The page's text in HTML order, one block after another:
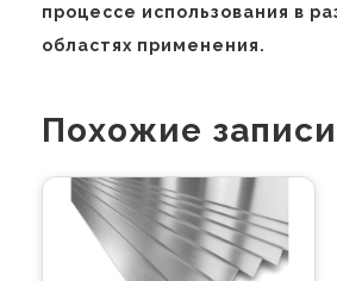
процессе использования в
областях применения.
Похожие